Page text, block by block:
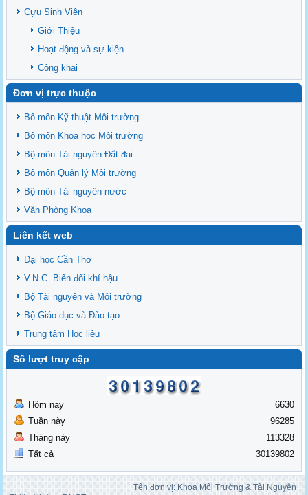
Cựu Sinh Viên
Giới Thiệu
Hoạt động và sự kiện
Công khai
Đơn vị trực thuộc
Bô môn Kỹ thuật Môi trường
Bộ môn Khoa học Môi trường
Bộ môn Tài nguyên Đất đai
Bộ môn Quản lý Môi trường
Bộ môn Tài nguyên nước
Văn Phòng Khoa
Liên kết web
Đại học Cần Thơ
V.N.C. Biến đổi khí hậu
Bộ Tài nguyên và Môi trường
Bộ Giáo dục và Đào tạo
Trung tâm Học liệu
Số lượt truy cập
Hôm nay
Tuần này
Tháng này
Tất cả
6630
96285
113328
30139802
Tên đơn vị: Khoa Môi Trường & Tài Nguyên